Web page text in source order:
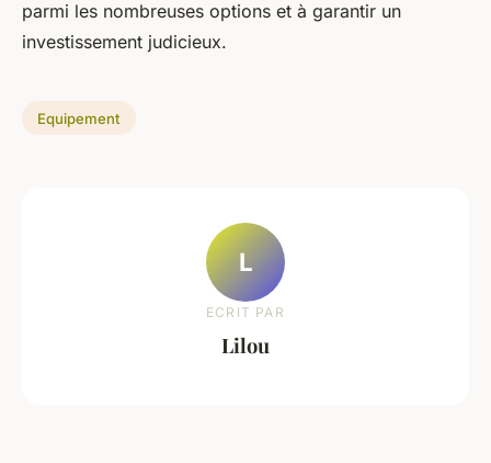
parmi les nombreuses options et à garantir un
investissement judicieux.
Equipement
L
ECRIT PAR
Lilou